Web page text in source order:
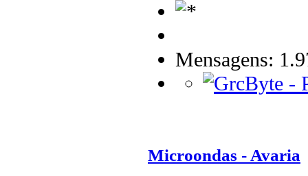
Mensagens:
Microondas - Avaria